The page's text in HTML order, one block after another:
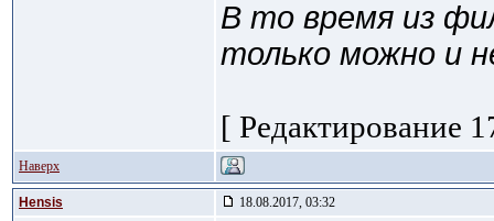
В то время из
только можно и
[ Редактирование
Наверх
Hensis 18.08.2017, 03:32